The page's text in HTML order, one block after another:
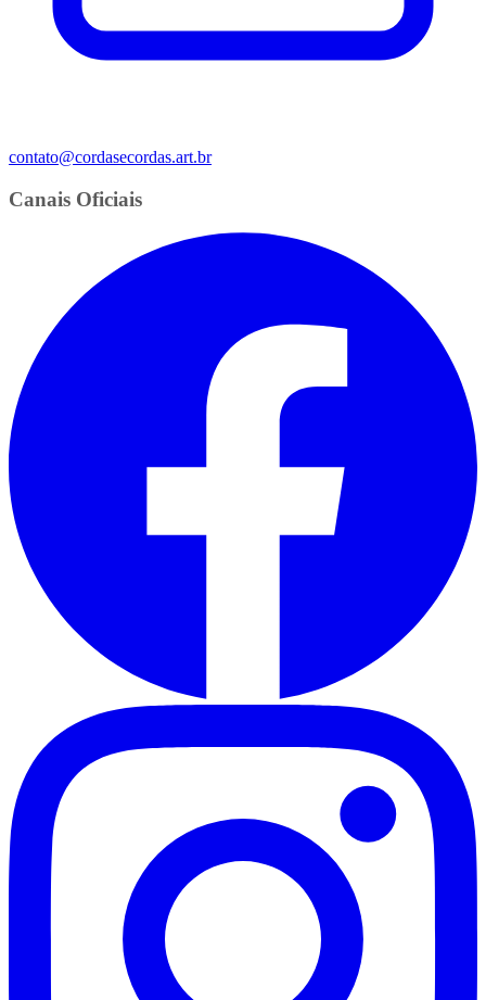
contato@cordasecordas.art.br
Canais Oficiais